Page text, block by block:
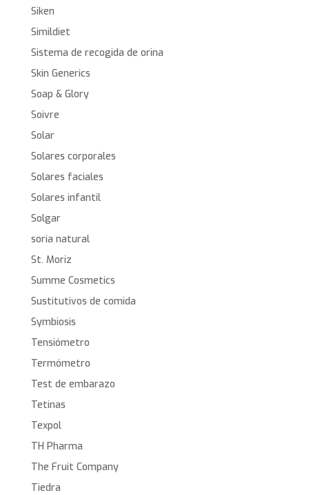
Siken
Simildiet
Sistema de recogida de orina
Skin Generics
Soap & Glory
Soivre
Solar
Solares corporales
Solares faciales
Solares infantil
Solgar
soria natural
St. Moriz
Summe Cosmetics
Sustitutivos de comida
Symbiosis
Tensiómetro
Termómetro
Test de embarazo
Tetinas
Texpol
TH Pharma
The Fruit Company
Tiedra